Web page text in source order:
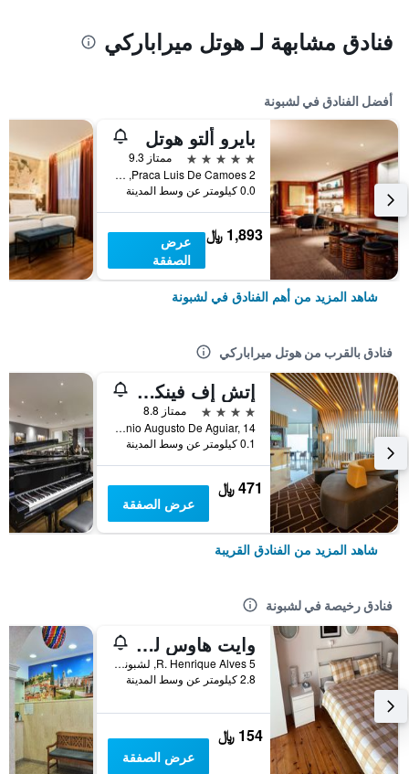
فنادق مشابهة لـ هوتل ميراباركي
أفضل الفنادق في لشبونة
بايرو ألتو هوتل
5 نجوم
ممتاز 9.3
Praca Luis De Camoes 2, لشبونة, محافظة لشبونة, البرتغال
0.0 كيلومتر عن وسط المدينة
1,893 ﷼
عرض
الصفقة
شاهد المزيد من أهم الفنادق في لشبونة
فنادق بالقرب من هوتل ميراباركي
إتش إف فينكس اوربان
4 نجوم
ممتاز 8.8
Av. António Augusto De Aguiar, 14, لشبونة, محافظة لشبونة, البرتغال
0.1 كيلومتر عن وسط المدينة
471 ﷼
عرض الصفقة
شاهد المزيد من الفنادق القريبة
فنادق رخيصة في لشبونة
وايت هاوس ليزبون هوستل
R. Henrique Alves 5, لشبونة, محافظة لشبونة, البرتغال
2.8 كيلومتر عن وسط المدينة
154 ﷼
عرض الصفقة